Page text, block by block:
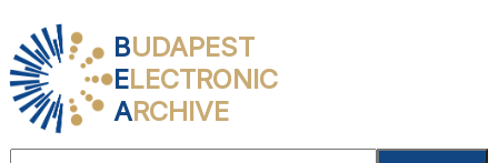
BUDAPEST
ELECTRONIC
ARCHIVE